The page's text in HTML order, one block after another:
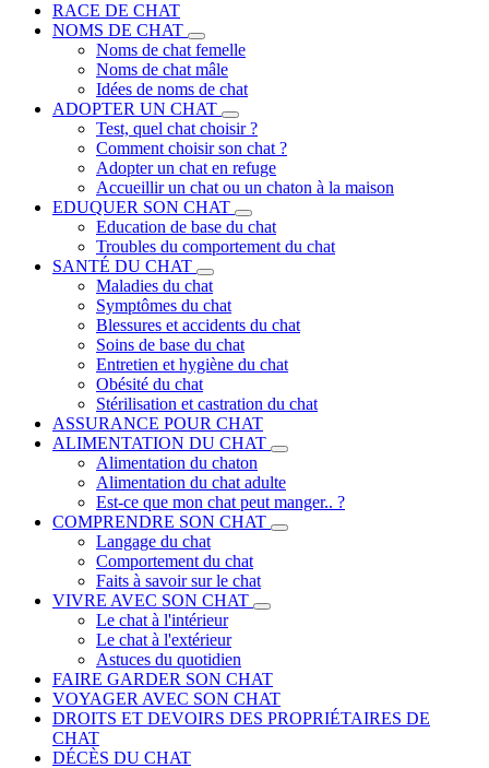
RACE DE CHAT
NOMS DE CHAT
Noms de chat femelle
Noms de chat mâle
Idées de noms de chat
ADOPTER UN CHAT
Test, quel chat choisir ?
Comment choisir son chat ?
Adopter un chat en refuge
Accueillir un chat ou un chaton à la maison
EDUQUER SON CHAT
Education de base du chat
Troubles du comportement du chat
SANTÉ DU CHAT
Maladies du chat
Symptômes du chat
Blessures et accidents du chat
Soins de base du chat
Entretien et hygiène du chat
Obésité du chat
Stérilisation et castration du chat
ASSURANCE POUR CHAT
ALIMENTATION DU CHAT
Alimentation du chaton
Alimentation du chat adulte
Est-ce que mon chat peut manger.. ?
COMPRENDRE SON CHAT
Langage du chat
Comportement du chat
Faits à savoir sur le chat
VIVRE AVEC SON CHAT
Le chat à l'intérieur
Le chat à l'extérieur
Astuces du quotidien
FAIRE GARDER SON CHAT
VOYAGER AVEC SON CHAT
DROITS ET DEVOIRS DES PROPRIÉTAIRES DE
CHAT
DÉCÈS DU CHAT